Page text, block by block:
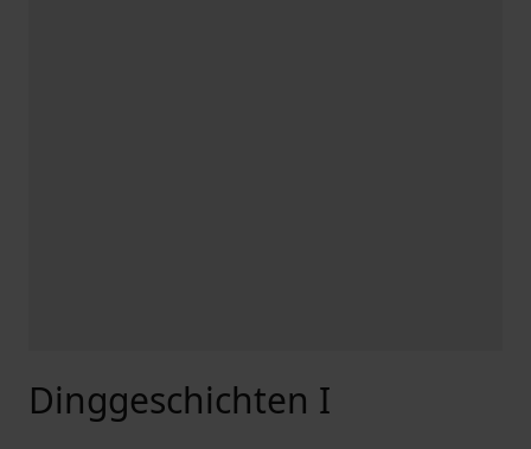
Dinggeschichten I